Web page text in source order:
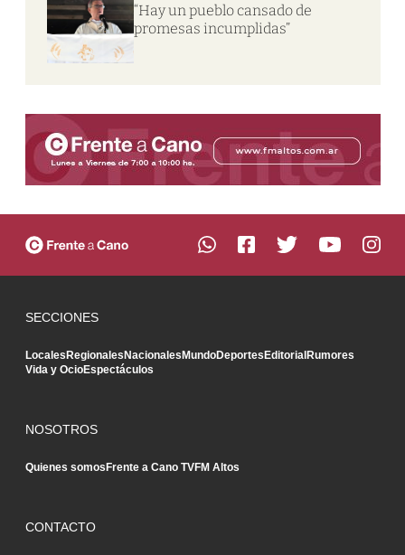
“Hay un pueblo cansado de
promesas incumplidas”
SECCIONES
LocalesRegionalesNacionalesMundoDeportesEditorialRumores
Vida y OcioEspectáculos
NOSOTROS
Quienes somosFrente a Cano TVFM Altos
CONTACTO